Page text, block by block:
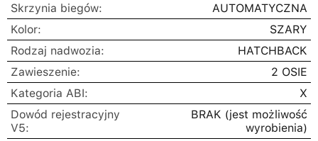
Skrzynia biegów:
AUTOMATYCZNA
Kolor:
SZARY
Rodzaj nadwozia:
HATCHBACK
Zawieszenie:
2 OSIE
Kategoria ABI:
X
Dowód rejestracyjny
V5:
BRAK (jest możliwość
wyrobienia)